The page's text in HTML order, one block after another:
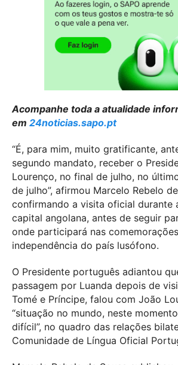
Acompanhe toda a atualidade
em 24noticias.sapo.pt
“É, para mim, muito gratificante,
segundo mandato, receber o
Lourenço, no final de julho, no
de julho”, afirmou Marcelo Rebelo
confirmando a visita oficial durante
capital angolana, antes de seguir
onde participará nas
independência do país lusófono.
O Presidente português adiantou
passagem por Luanda depois de
Tomé e Príncipe, falou com João
“situação no mundo, neste
difícil”, no quadro das relações
Comunidade de Língua Oficial